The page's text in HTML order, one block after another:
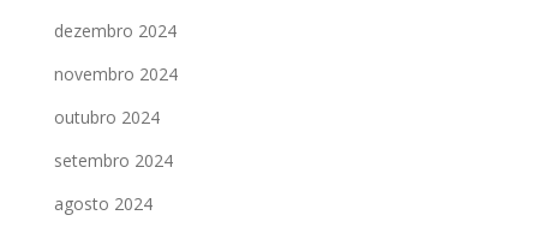
dezembro 2024
novembro 2024
outubro 2024
setembro 2024
agosto 2024